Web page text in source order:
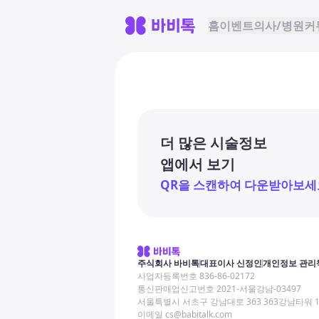
홈이벤트의사/병원커
더 많은 시술정보
앱에서 보기
QR을 스캔하여 다운받아보세
주식회사 바비톡대표이사 신정인개인정보 관리
사업자등록번호 836-86-02172
통신판매업신고번호 2021-서울강남-03497
서울특별시 서초구 강남대로 363 363강남타워
이메일 cs@babitalk.com